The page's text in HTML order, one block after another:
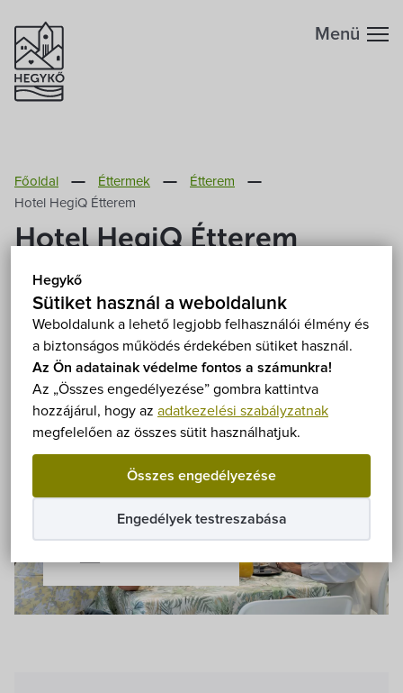
Hegykő
Sütiket használ a weboldalunk
Weboldalunk a lehető legjobb felhasználói élmény és
a biztonságos működés érdekében sütiket használ.
Az Ön adatainak védelme fontos a számunkra!
Az „Összes engedélyezése” gombra kattintva
hozzájárul, hogy az adatkezelési szabályzatnak
megfelelően az összes sütit használhatjuk.
Összes engedélyezése
Engedélyek testreszabása
Megközelítés
Fontos telefonszámok
Földrajzi adottság
Éghajlat
Hegykő történelme
Szabadidő
Éttermek
Programok
Önkormányzat
Hírek
Képviselő-testület
Menü
Főoldal Éttermek
Étterem
Hotel HegiQ Étterem
Hotel HegiQ Étterem
9437 Hegykő, Fürdő u. 9.